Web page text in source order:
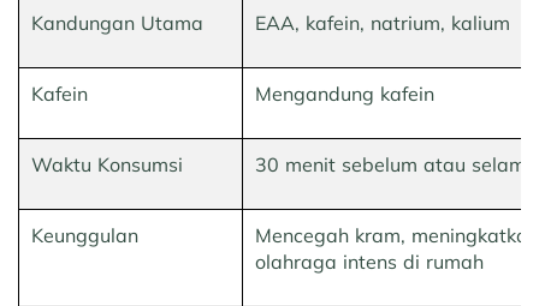
Kandungan Utama EAA, kafein, natrium, kalium
Kafein Mengandung kafein
Waktu Konsumsi 30 menit sebelum atau
Keunggulan
Mencegah kram,
olahraga intens di rumah